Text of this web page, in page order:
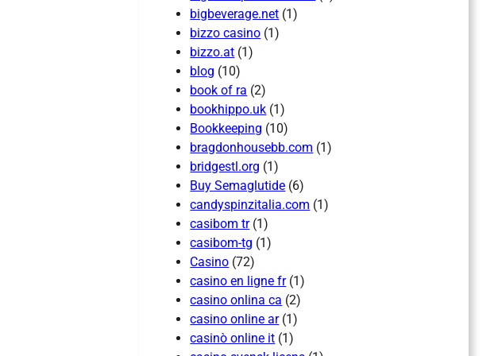
bigbeverage.net (1)
bizzo casino (1)
bizzo.at (1)
blog (10)
book of ra (2)
bookhippo.uk (1)
Bookkeeping (10)
bragdonhousebb.com (1)
bridgestl.org (1)
Buy Semaglutide (6)
candyspinzitalia.com (1)
casibom tr(1)
casibom-tg (1)
Casino (72)
casino en ligne fr(1)
casino onlina ca (2)
casino online ar(1)
casinò online it (1)